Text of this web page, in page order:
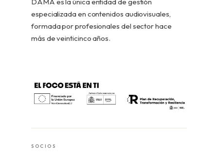
especializada en contenidos audiovisuales,
formada por profesionales del sector hace
más de veinticinco años.
SOCIOS